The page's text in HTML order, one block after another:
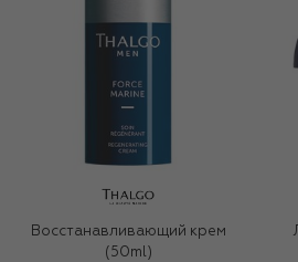
Восстанавливающий крем
(50ml)